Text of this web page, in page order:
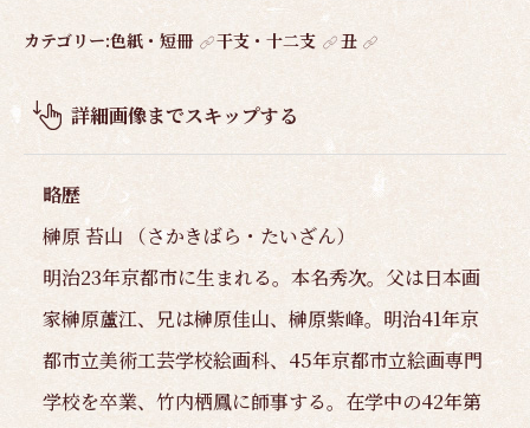
作
概
要
カテゴリー:色紙・短冊 干支・十二支 丑
詳細画像までスキップする
略歴
榊原 苔山 （さかきばら・たいざん）
明治23年京都市に生まれる。本名秀次。父は日本画
家榊原蘆江、兄は榊原佳山、榊原紫峰。明治41年京
都市立美術工芸学校絵画科、45年京都市立絵画専門
学校を卒業、竹内栖鳳に師事する。在学中の42年第